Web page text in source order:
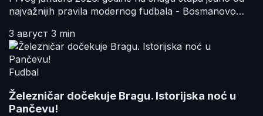
najvažnijih pravila modernog fudbala - Bosmanovo…
3 август 3 min
Fudbal
Železničar dočekuje Bragu. Istorijska noć u
Pančevu!